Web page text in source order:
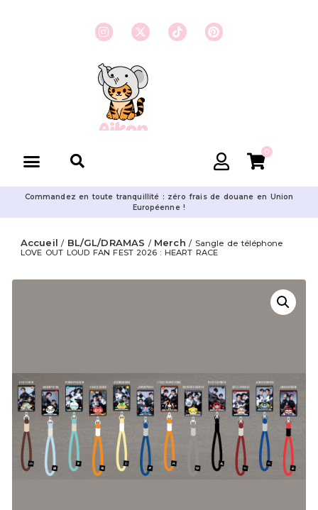
0
Commandez en toute tranquillité : zéro frais de douane en Union
Européenne !
Accueil / BL/GL/DRAMAS / Merch / Sangle de téléphone
LOVE OUT LOUD FAN FEST 2026 : HEART RACE